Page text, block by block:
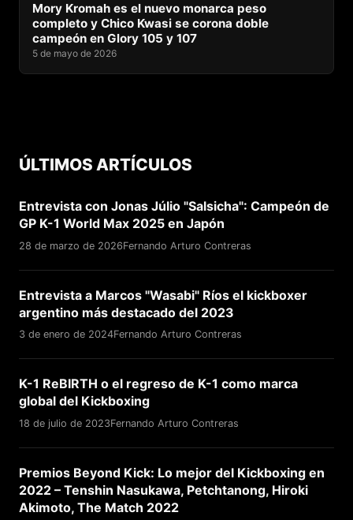
Mory Kromah es el nuevo monarca peso
completo y Chico Kwasi se corona doble
campeón en Glory 105 y 107
5 de mayo de 2026
ÚLTIMOS ARTÍCULOS
Entrevista con Jonas Júlio "Salsicha": Campeón de
GP K-1 World Max 2025 en Japón
28 de marzo de 2026Fernando Arturo Contreras
Entrevista a Marcos "Wasabi" Ríos el kickboxer
argentino más destacado del 2023
3 de enero de 2024Fernando Arturo Contreras
K-1 ReBIRTH o el regreso de K-1 como marca
global del Kickboxing
18 de julio de 2023Fernando Arturo Contreras
Premios Beyond Kick: Lo mejor del Kickboxing en
2022 – Tenshin Nasukawa, Petchtanong, Hiroki
Akimoto, The Match 2022